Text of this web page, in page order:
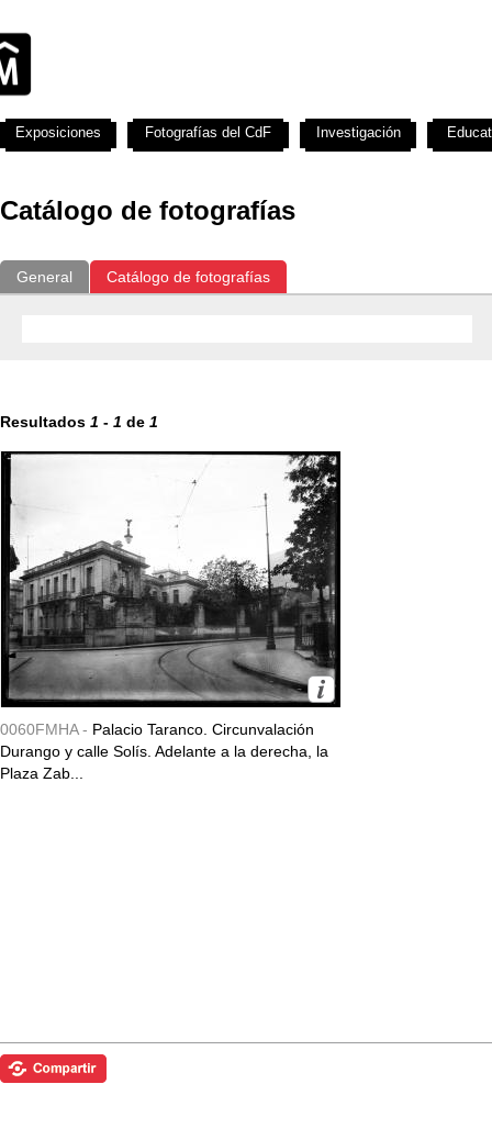
Catálogo de fotografías
General Catálogo de fotografías
Resultados 1 - 1 de 1
0060FMHA - Palacio Taranco. Circunvalación
Durango y calle Solís. Adelante a la derecha, la
Plaza Zab...
Exposiciones Fotografías del CdF Investigación